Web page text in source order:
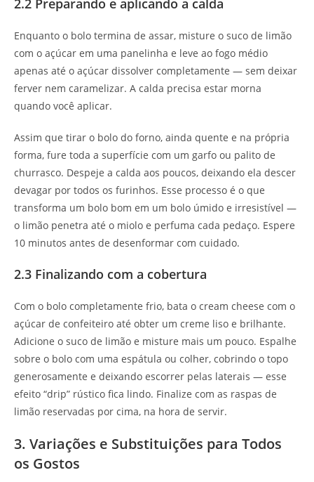
2.2 Preparando e aplicando a calda
Enquanto o bolo termina de assar, misture o suco de limão
com o açúcar em uma panelinha e leve ao fogo médio
apenas até o açúcar dissolver completamente — sem deixar
ferver nem caramelizar. A calda precisa estar morna
quando você aplicar.
Assim que tirar o bolo do forno, ainda quente e na própria
forma, fure toda a superfície com um garfo ou palito de
churrasco. Despeje a calda aos poucos, deixando ela descer
devagar por todos os furinhos. Esse processo é o que
transforma um bolo bom em um bolo úmido e irresistível —
o limão penetra até o miolo e perfuma cada pedaço. Espere
10 minutos antes de desenformar com cuidado.
2.3 Finalizando com a cobertura
Com o bolo completamente frio, bata o cream cheese com o
açúcar de confeiteiro até obter um creme liso e brilhante.
Adicione o suco de limão e misture mais um pouco. Espalhe
sobre o bolo com uma espátula ou colher, cobrindo o topo
generosamente e deixando escorrer pelas laterais — esse
efeito “drip” rústico fica lindo. Finalize com as raspas de
limão reservadas por cima, na hora de servir.
3. Variações e Substituições para Todos
os Gostos